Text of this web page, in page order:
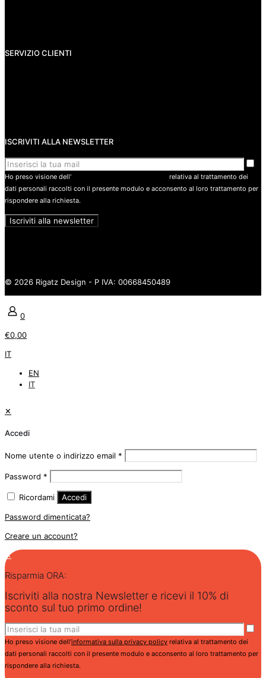
SERVIZIO CLIENTI
ISCRIVITI ALLA NEWSLETTER
Ho preso visione dell'
relativa al trattamento dei
dati personali raccolti con il presente modulo e acconsento al loro trattamento per
rispondere alla richiesta.
© 2026 Rigatz Design - P IVA: 00668450489
0
€0,00
IT
EN
IT
✕
Accedi
Nome utente o indirizzo email *
Password *
Ricordami Accedi
Password dimenticata?
Creare un account?
✕
Risparmia ORA:
Iscriviti alla nostra Newsletter e ricevi il 10% di
sconto sul tuo primo ordine!
Ho preso visione dell'informativa sulla privacy policy relativa al trattamento dei
dati personali raccolti con il presente modulo e acconsento al loro trattamento per
rispondere alla richiesta.